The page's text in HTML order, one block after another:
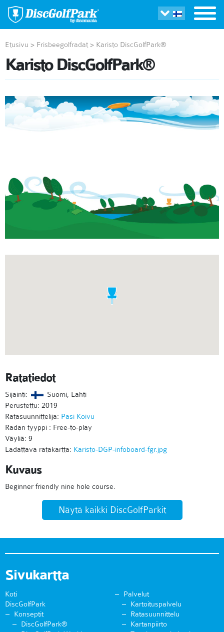
Etusivu > Frisbeegolfradat > Karisto DiscGolfPark®
Karisto DiscGolfPark®
Ratatiedot
Sijainti:
Suomi, Lahti
Perustettu: 2019
Ratasuunnittelija: Pasi Koivu
Radan tyyppi : Free-to-play
Väyliä: 9
Ladattava ratakartta: Karisto-DGP-infoboard-fgr.jpg
Kuvaus
Beginner friendly nine hole course.
Näytä kaikki DiscGolfParkit
Sivukartta
Koti
DiscGolfPark
Konseptit
DiscGolfPark®
Palvelut
Kartoituspalvelu
Ratasuunnittelu
Kartanpiirto